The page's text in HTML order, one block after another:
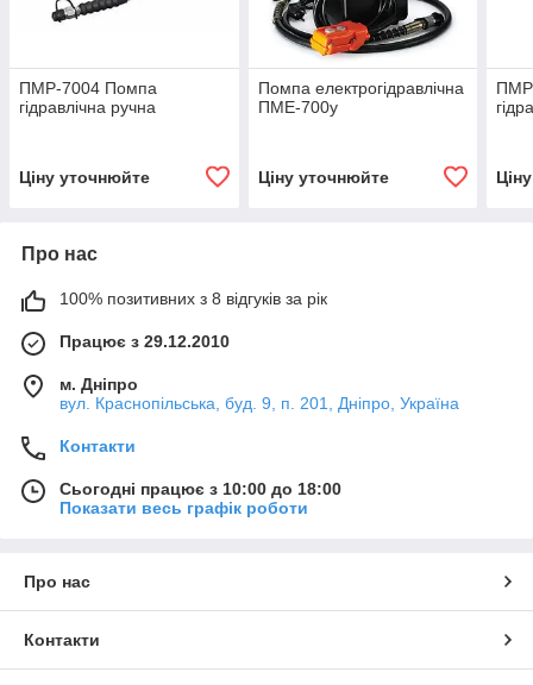
ПМР-7004 Помпа
гідравлічна ручна
Ціну уточнюйте
Помпа електрогідравлічна
ПМЕ-700у
Ціну уточнюйте
Про нас
100% позитивних з 8 відгуків за рік
Працює з 29.12.2010
м. Дніпро
вул. Краснопільська, буд. 9, п. 201, Дніпро, Україна
Контакти
Сьогодні працює з 10:00 до 18:00
Показати весь графік роботи
Про нас
Контакти